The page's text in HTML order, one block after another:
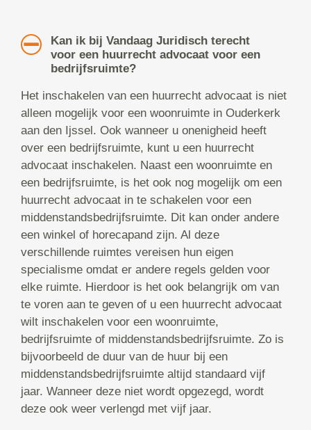
Kan ik bij Vandaag Juridisch terecht
voor een huurrecht advocaat voor een
bedrijfsruimte?
Het inschakelen van een huurrecht advocaat is niet
alleen mogelijk voor een woonruimte in Ouderkerk
aan den Ijssel. Ook wanneer u onenigheid heeft
over een bedrijfsruimte, kunt u een huurrecht
advocaat inschakelen. Naast een woonruimte en
een bedrijfsruimte, is het ook nog mogelijk om een
huurrecht advocaat in te schakelen voor een
middenstandsbedrijfsruimte. Dit kan onder andere
een winkel of horecapand zijn. Al deze
verschillende ruimtes vereisen hun eigen
specialisme omdat er andere regels gelden voor
elke ruimte. Hierdoor is het ook belangrijk om van
te voren aan te geven of u een huurrecht advocaat
wilt inschakelen voor een woonruimte,
bedrijfsruimte of middenstandsbedrijfsruimte. Zo is
bijvoorbeeld de duur van de huur bij een
middenstandsbedrijfsruimte altijd standaard vijf
jaar. Wanneer deze niet wordt opgezegd, wordt
deze ook weer verlengd met vijf jaar.